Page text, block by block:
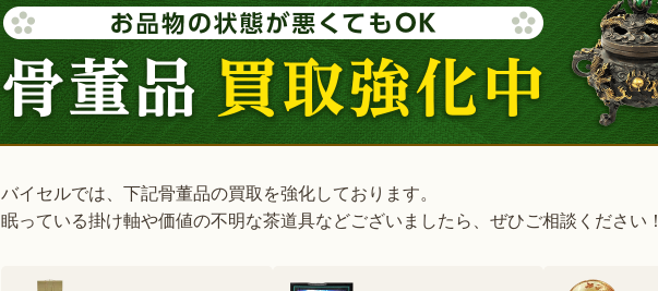
バイセルでは、下記骨董品の買取を強化しております。
眠っている掛け軸や価値の不明な茶道具などございましたら、ぜひご相談ください！